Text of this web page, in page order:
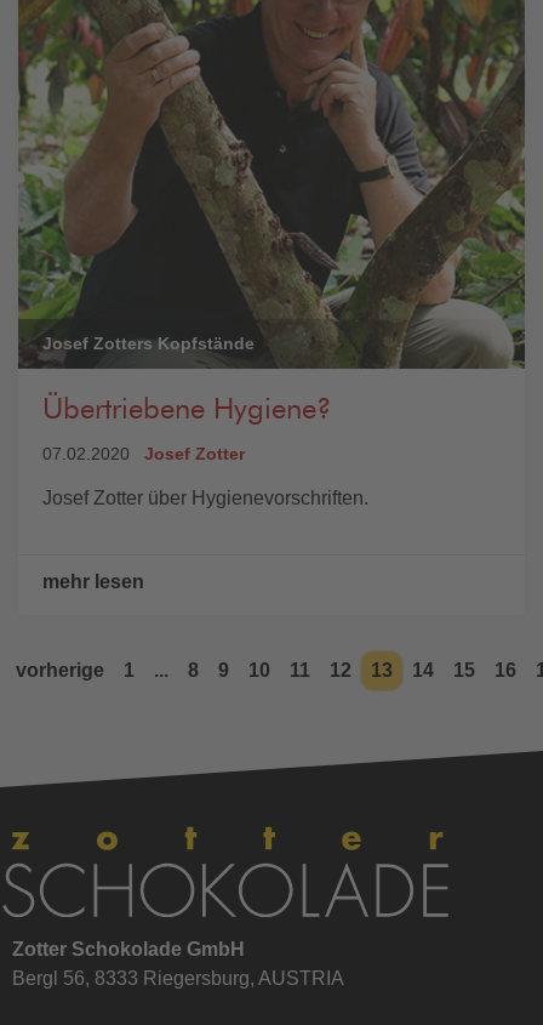
Josef Zotters Kopfstände
Übertriebene Hygiene?
07.02.2020 Josef Zotter
Josef Zotter über Hygienevorschriften.
mehr lesen
vorherige 1 ... 8 9 10 11 12 13 14 15 16
Zotter Schokolade GmbH
Bergl 56, 8333 Riegersburg, AUSTRIA